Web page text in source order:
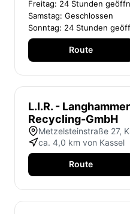
Freitag: 24 Stunden
Samstag: Geschlossen
Sonntag: 24 Stunden
Route
L.I.R. -
Recycling-GmbH
Metzelsteinstraße 27,
ca. 4,0 km von Kassel
Route